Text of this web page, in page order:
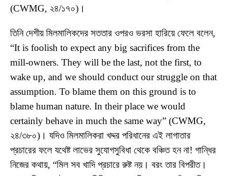
(CWMG, ২৪/১৭০)।
তিনি দেশীয় মিলমালিকদের সততার ওপরও ভরসা হারিয়ে ফেলে বলেন,
“It is foolish to expect any big sacrifices from the
mill-owners. They will be the last, not the first, to
wake up, and we should conduct our struggle on that
assumption. To blame them on this ground is to
blame human nature. In their place we would
certainly behave in much the same way” (CWMG,
২৪/৩৮০)। যদিও মিলমালিকরা খদ্দর পরিধানের এই লাগাতার
প্রচারের ফলে যথেষ্ট লাভের সুযোগসুবিধা থেকে বঞ্চিত হন না! গান্ধির
নিজের কথায়, “মিল সব খাদি প্রচারে রুষ্ট নয়। বরং তার বিপরীত।